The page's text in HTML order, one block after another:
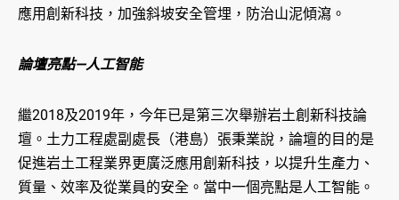
應用創新科技，加強斜坡安全管埋，防治山泥傾瀉。
論壇亮點—人工智能
繼2018及2019年，今年已是第三次舉辦岩土創新科技論
壇。土力工程處副處長（港島）張秉業說，論壇的目的是
促進岩土工程業界更廣泛應用創新科技，以提升生產力、
質量、效率及從業員的安全。當中一個亮點是人工智能。